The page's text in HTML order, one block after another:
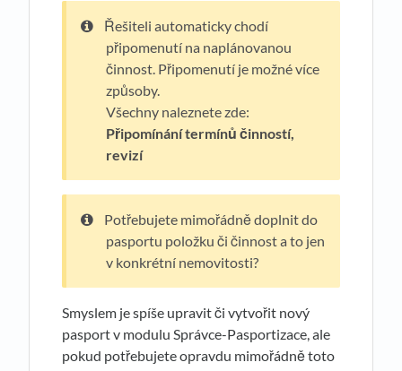
Řešiteli automaticky chodí
připomenutí na naplánovanou
činnost. Připomenutí je možné více
způsoby.
Všechny naleznete zde:
Připomínání termínů činností,
revizí
Potřebujete mimořádně doplnit do
pasportu položku či činnost a to jen
v konkrétní nemovitosti?
Smyslem je spíše upravit či vytvořit nový
pasport v modulu Správce-Pasportizace, ale
pokud potřebujete opravdu mimořádně toto